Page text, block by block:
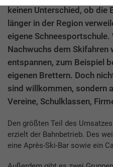
keinen Unterschied, ob die
länger in der Region
eigene Schneesportschule.
Nachwuchs dem Skifahren
entspannen, zum Beispiel
eigenen Brettern. Doch
sind willkommen, sondern
Vereine, Schulklassen,
Den größten Teil des
erzielt der Bahnbetrieb. Des
eine Après-Ski-Bar sowie ein